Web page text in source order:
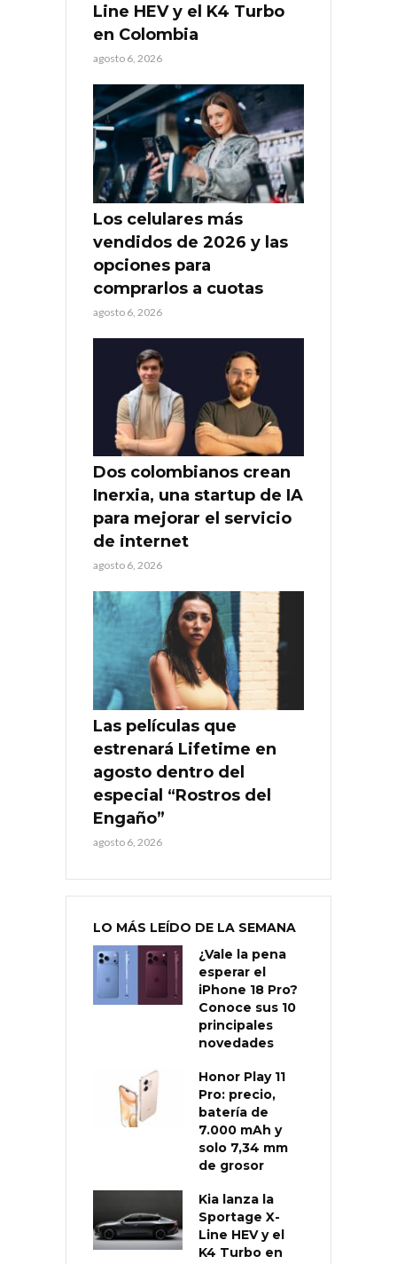
Line HEV y el K4 Turbo
en Colombia
agosto 6, 2026
Los celulares más
vendidos de 2026 y las
opciones para
comprarlos a cuotas
agosto 6, 2026
Dos colombianos crean
Inerxia, una startup de IA
para mejorar el servicio
de internet
agosto 6, 2026
Las películas que
estrenará Lifetime en
agosto dentro del
especial “Rostros del
Engaño”
agosto 6, 2026
LO MÁS LEÍDO DE LA SEMANA
¿Vale la pena
esperar el
iPhone 18 Pro?
Conoce sus 10
principales
novedades
Honor Play 11
Pro: precio,
batería de
7.000 mAh y
solo 7,34 mm
de grosor
Kia lanza la
Sportage X-
Line HEV y el
K4 Turbo en